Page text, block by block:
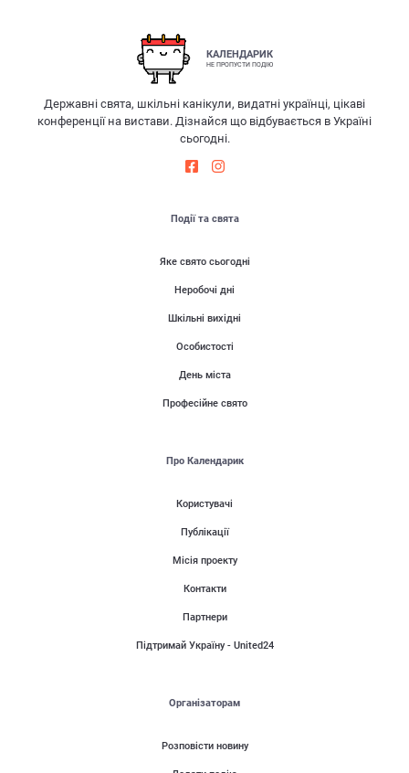
КАЛЕНДАРИК
НЕ ПРОПУСТИ ПОДІЮ
Державні свята, шкільні канікули, видатні українці, цікаві
конференції на вистави. Дізнайся що відбувається в Україні
сьогодні.
Події та свята
Яке свято сьогодні
Неробочі дні
Шкільні вихідні
Особистості
День міста
Професійне свято
Про Календарик
Користувачі
Публікації
Місія проекту
Контакти
Партнери
Підтримай Україну - United24
Організаторам
Розповісти новину